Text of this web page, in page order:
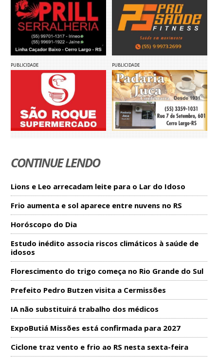
PUBLICIDADE PUBLICIDADE
CONTINUE LENDO
Lions e Leo arrecadam leite para o Lar do Idoso
Frio aumenta e sol aparece entre nuvens no RS
Horóscopo do Dia
Estudo inédito associa riscos climáticos à saúde de
idosos
Florescimento do trigo começa no Rio Grande do Sul
Prefeito Pedro Butzen visita a Cermissões
IA não substituirá trabalho dos médicos
ExpoButiá Missões está confirmada para 2027
Ciclone traz vento e frio ao RS nesta sexta-feira